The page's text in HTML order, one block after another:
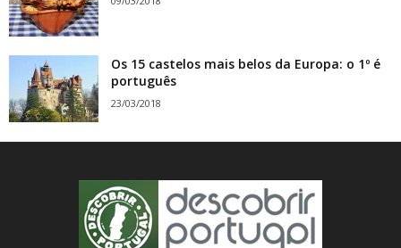
Os 15 castelos mais belos da Europa: o 1º é
português
23/03/2018